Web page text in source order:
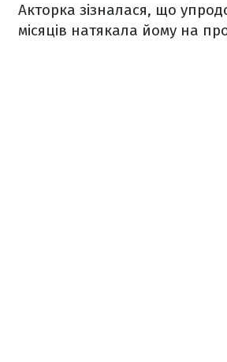
Акторка зізналася, що
місяців натякала йому на